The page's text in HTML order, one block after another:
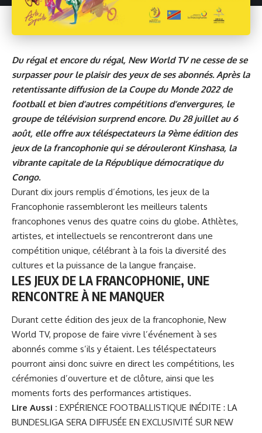
Du régal et encore du régal, New World TV ne cesse de se
surpasser pour le plaisir des yeux de ses abonnés. Après la
retentissante diffusion de la Coupe du Monde 2022 de
football et bien d’autres compétitions d’envergures, le
groupe de télévision surprend encore. Du 28 juillet au 6
août, elle offre aux téléspectateurs la 9ème édition des
jeux de la francophonie qui se dérouleront Kinshasa, la
vibrante capitale de la République démocratique du
Congo.
Durant dix jours remplis d’émotions, les jeux de la
Francophonie rassembleront les meilleurs talents
francophones venus des quatre coins du globe. Athlètes,
artistes, et intellectuels se rencontreront dans une
compétition unique, célébrant à la fois la diversité des
cultures et la puissance de la langue française.
LES JEUX DE LA FRANCOPHONIE, UNE
RENCONTRE À NE MANQUER
Durant cette édition des jeux de la francophonie, New
World TV, propose de faire vivre l’événement à ses
abonnés comme s’ils y étaient. Les téléspectateurs
pourront ainsi donc suivre en direct les compétitions, les
cérémonies d’ouverture et de clôture, ainsi que les
moments forts des performances artistiques.
Lire Aussi : EXPÉRIENCE FOOTBALLISTIQUE INÉDITE : LA
BUNDESLIGA SERA DIFFUSÉE EN EXCLUSIVITÉ SUR NEW